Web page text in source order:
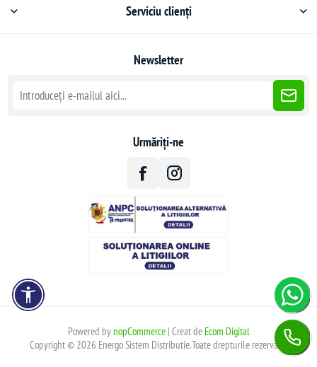
Serviciu clienți
Newsletter
Urmăriți-ne
Powered bynopCommerce| Creat de Ecom Digital
Copyright © 2026 Energo Sistem Distributie.Toate drepturile rezervate.